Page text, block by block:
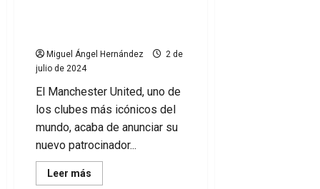
Miguel Ángel Hernández
2 de
julio de 2024
El Manchester United, uno de
los clubes más icónicos del
mundo, acaba de anunciar su
nuevo patrocinador...
Leer más
más